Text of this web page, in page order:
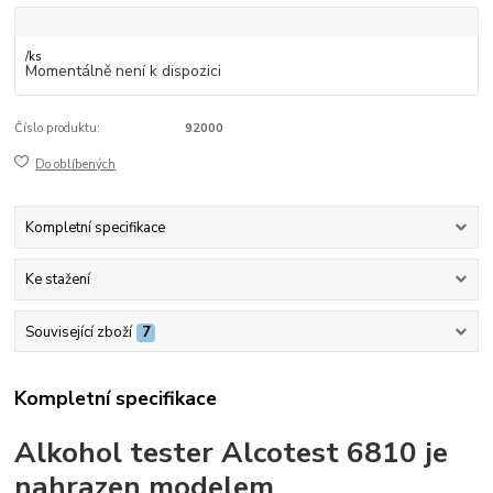
/ks
Momentálně není k dispozici
Číslo produktu: 92000
Do oblíbených
Kompletní specifikace
Ke stažení
Související zboží 7
Kompletní specifikace
Alkohol tester Alcotest 6810 je